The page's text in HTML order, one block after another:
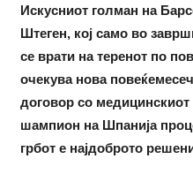
Искусниот голман на
Штеген, кој само во
се врати на теренот по
очекува нова
договор со медицинскиот
шампион на Шпанија
грбот е најдоброто